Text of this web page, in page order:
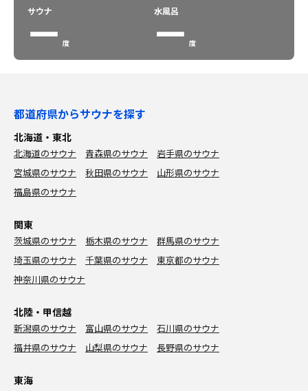
サウナ
ー 度
水風呂
ー 度
都道府県からサウナを探す
北海道・東北
北海道のサウナ 青森県のサウナ
岩手県のサウナ
宮城県のサウナ
秋田県のサウナ
山形県のサウナ
福島県のサウナ
関東
茨城県のサウナ 栃木県のサウナ
群馬県のサウナ
埼玉県のサウナ
千葉県のサウナ
東京都のサウナ
神奈川県のサウナ
北陸・甲信越
新潟県のサウナ 富山県のサウナ
石川県のサウナ
福井県のサウナ
山梨県のサウナ 長野県のサウナ
東海